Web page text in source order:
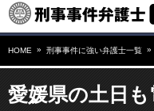
HOME 刑事事件に強い弁護士一覧
愛媛県の土日